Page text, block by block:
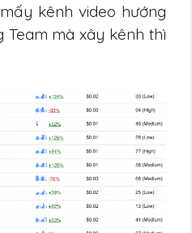
kênh video hướng
Team mà xây kênh thì